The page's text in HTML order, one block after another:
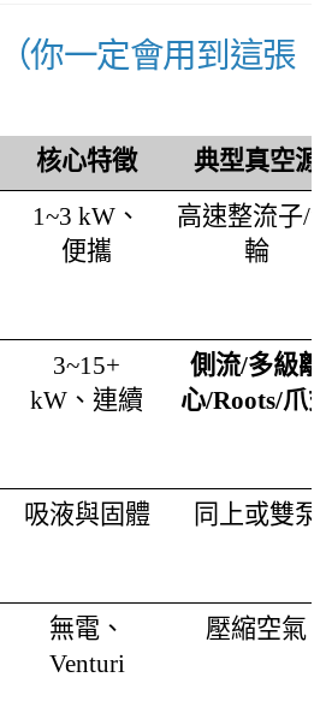
你一定會用到這張
核心特徵
典型真空源
1~3 kW、
便攜
高速整流子/
輪
3~15+
kW、連續
側流/多級離
心/Roots/爪
吸液與固體 同上或雙泵
無電、
Venturi
壓縮空氣